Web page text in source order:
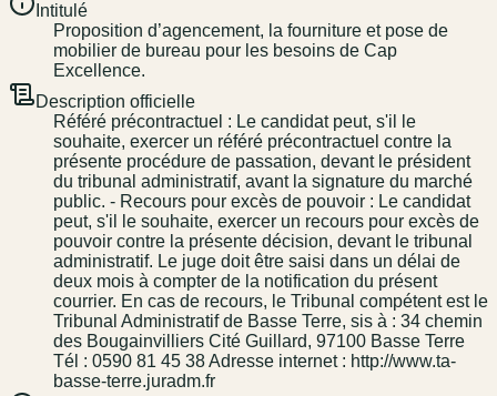
Intitulé
Proposition d’agencement, la fourniture et pose de
mobilier de bureau pour les besoins de Cap
Excellence.
Description officielle
Référé précontractuel : Le candidat peut, s'il le
souhaite, exercer un référé précontractuel contre la
présente procédure de passation, devant le président
du tribunal administratif, avant la signature du marché
public. - Recours pour excès de pouvoir : Le candidat
peut, s'il le souhaite, exercer un recours pour excès de
pouvoir contre la présente décision, devant le tribunal
administratif. Le juge doit être saisi dans un délai de
deux mois à compter de la notification du présent
courrier. En cas de recours, le Tribunal compétent est le
Tribunal Administratif de Basse Terre, sis à : 34 chemin
des Bougainvilliers Cité Guillard, 97100 Basse Terre
Tél : 0590 81 45 38 Adresse internet : http://www.ta-
basse-terre.juradm.fr